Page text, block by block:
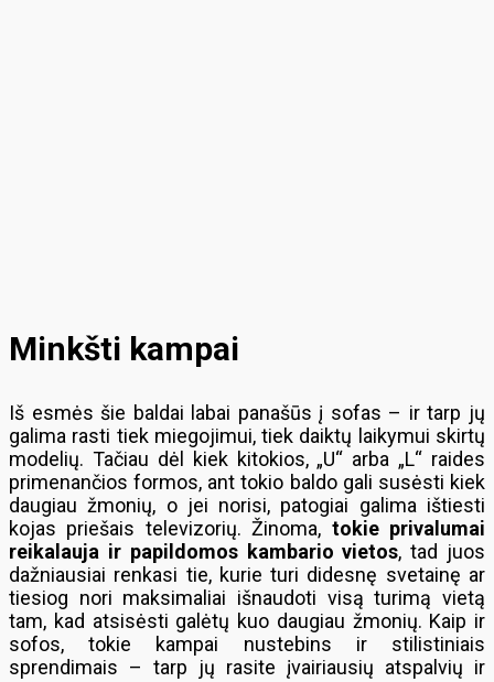
Minkšti kampai
Iš esmės šie baldai labai panašūs į sofas – ir tarp jų
galima rasti tiek miegojimui, tiek daiktų laikymui skirtų
modelių. Tačiau dėl kiek kitokios, „U“ arba „L“ raides
primenančios formos, ant tokio baldo gali susėsti kiek
daugiau žmonių, o jei norisi, patogiai galima ištiesti
kojas priešais televizorių. Žinoma, tokie privalumai
reikalauja ir papildomos kambario vietos, tad juos
dažniausiai renkasi tie, kurie turi didesnę svetainę ar
tiesiog nori maksimaliai išnaudoti visą turimą vietą
tam, kad atsisėsti galėtų kuo daugiau žmonių. Kaip ir
sofos, tokie kampai nustebins ir stilistiniais
sprendimais – tarp jų rasite įvairiausių atspalvių ir